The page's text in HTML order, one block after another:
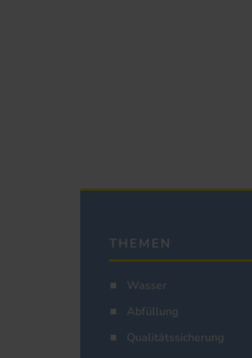
THEMEN
Wasser
Abfüllung
Qualitätssicherung